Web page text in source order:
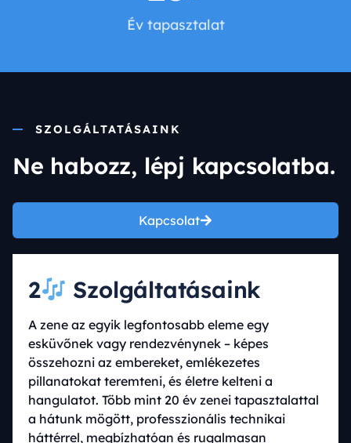
Év tapasztalat
SZOLGÁLTATÁSAINK
Ne habozz, lépj kapcsolatba.
Kapcsolat
2 Szolgáltatásaink
A zene az egyik legfontosabb eleme egy
esküvőnek vagy rendezvénynek – képes
összehozni az embereket, emlékezetes
pillanatokat teremteni, és életre kelteni a
hangulatot. Több mint 20 év zenei tapasztalattal
a hátunk mögött, professzionális technikai
háttérrel, megbízhatóan és rugalmasan